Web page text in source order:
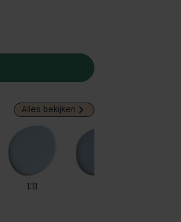
Alles bekijken
131